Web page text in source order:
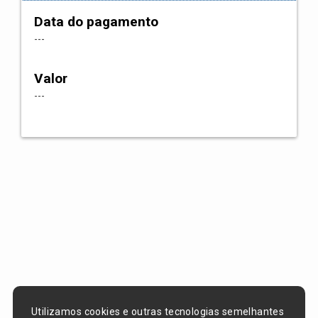
Data do pagamento
---
Valor
---
Utilizamos cookies e outras tecnologias semelhantes